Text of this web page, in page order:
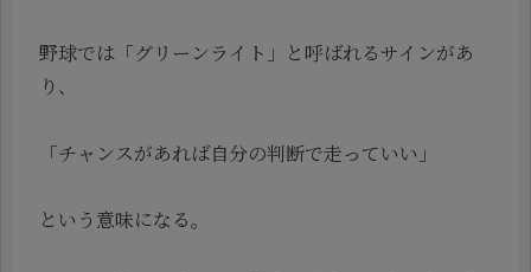
野球では「グリーンライト」と呼ばれるサインがあ
り、
「チャンスがあれば自分の判断で走っていい」
という意味になる。